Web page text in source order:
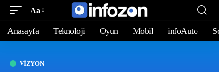
Aa
Anasayfa Teknoloji Oyun Mobil infoAuto
VIZYON